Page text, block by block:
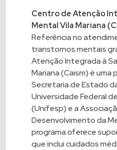
Centro de Atenção
Mental Vila Mariana
Referência no
transtornos mentais
Atenção Integrada à
Mariana (Caism) é uma
Secretaria de Estado
Universidade Federal
(Unifesp) e a
Desenvolvimento da
programa oferece
que inclui cuidados